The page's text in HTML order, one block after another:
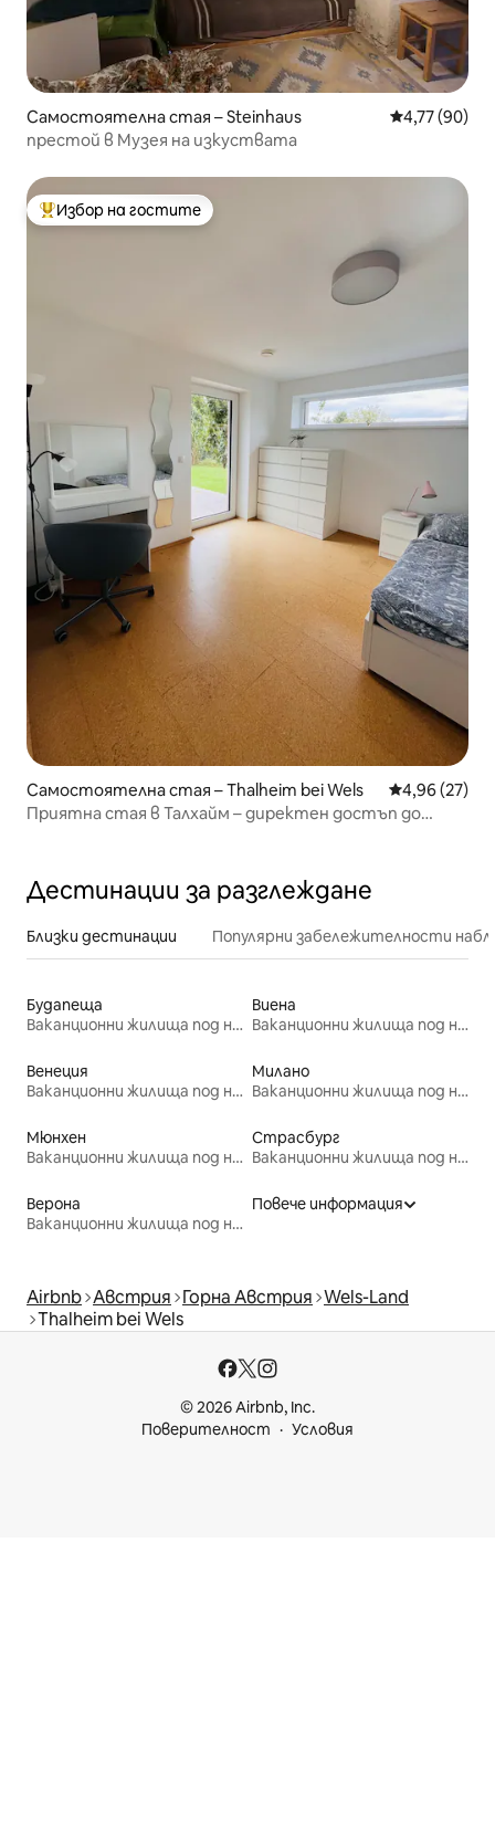
Самостоятелна стая – Steinhaus Средна
4,77 (90)
престой в Музея на изкуствата
Най-популярен избор на гостите
Избор на гостите
Самостоятелна стая – Thalheim bei Wels Средна
4,96 (27)
Приятна стая в Талхайм – директен достъп до
Дестинации за разглеждане
Близки дестинации Популярни забележителности
Будапеща
Ваканционни жилища под наем
Виена
Ваканционни жилища под наем
Венеция
Ваканционни жилища под наем
Милано
Ваканционни жилища под наем
Мюнхен
Ваканционни жилища под наем
Страсбург
Ваканционни жилища под наем
Верона
Ваканционни жилища под наем
Повече информация
Airbnb Австрия Горна Австрия Wels-Land
Thalheim bei Wels
© 2026 Airbnb, Inc.
Поверителност
Условия